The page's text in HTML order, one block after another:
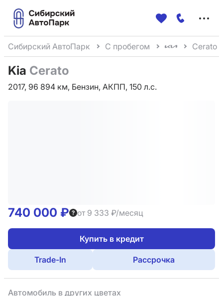
Сибирский АвтоПарк С пробегом Cerato
Kia Cerato
2017, 96 894 км, Бензин, АКПП, 150 л.с.
740 000 ₽ от 9 333 ₽/месяц
Купить в кредит
Trade-In Рассрочка
Автомобиль в других цветах